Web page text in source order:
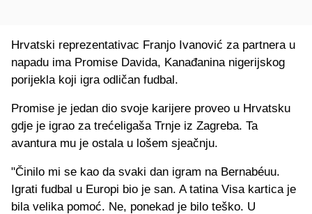
Hrvatski reprezentativac Franjo Ivanović za partnera u
napadu ima Promise Davida, Kanađanina nigerijskog
porijekla koji igra odličan fudbal.
Promise je jedan dio svoje karijere proveo u Hrvatsku
gdje je igrao za trećeligaša Trnje iz Zagreba. Ta
avantura mu je ostala u lošem sjeačnju.
"Činilo mi se kao da svaki dan igram na Bernabéuu.
Igrati fudbal u Europi bio je san. A tatina Visa kartica je
bila velika pomoć. Ne, ponekad je bilo teško. U